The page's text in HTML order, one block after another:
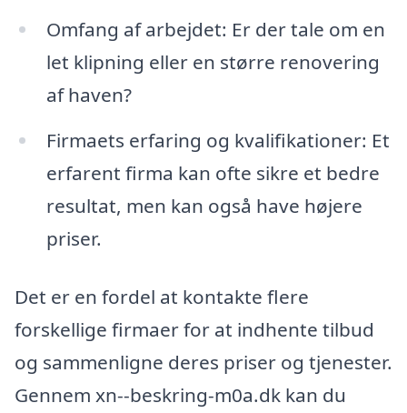
Omfang af arbejdet: Er der tale om en
let klipning eller en større renovering
af haven?
Firmaets erfaring og kvalifikationer: Et
erfarent firma kan ofte sikre et bedre
resultat, men kan også have højere
priser.
Det er en fordel at kontakte flere
forskellige firmaer for at indhente tilbud
og sammenligne deres priser og tjenester.
Gennem xn--beskring-m0a.dk kan du